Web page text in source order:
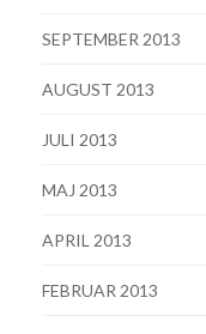
SEPTEMBER 2013
AUGUST 2013
JULI 2013
MAJ 2013
APRIL 2013
FEBRUAR 2013